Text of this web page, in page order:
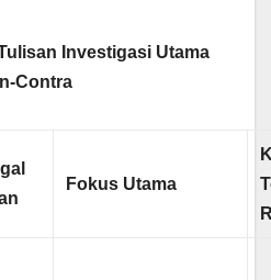
Investigasi Utama
Contra
Fokus Utama